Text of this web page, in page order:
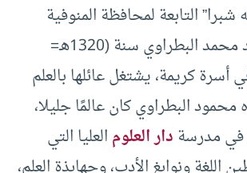
التابعة لمحافظة المنوفية
بمصر مولد أحمد محمد البطراوي سنة (1320هـ=
في أسرة كريمة، يشتغل عائلها بالعلم
محمود البطراوي كان عالمًا جليلا،
في مدرسةدار العلومالعليا التي
ونوابغ الأدب، وجهابذة العلم،